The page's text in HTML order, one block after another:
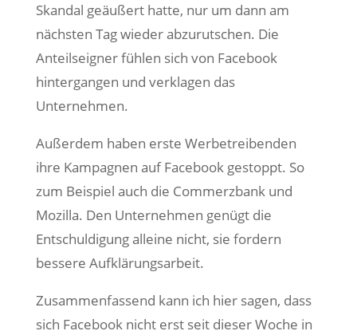
Skandal geäußert hatte, nur um dann am
nächsten Tag wieder abzurutschen. Die
Anteilseigner fühlen sich von Facebook
hintergangen und verklagen das
Unternehmen.
Außerdem haben erste Werbetreibenden
ihre Kampagnen auf Facebook gestoppt. So
zum Beispiel auch die Commerzbank und
Mozilla. Den Unternehmen genügt die
Entschuldigung alleine nicht, sie fordern
bessere Aufklärungsarbeit.
Zusammenfassend kann ich hier sagen, dass
sich Facebook nicht erst seit dieser Woche in